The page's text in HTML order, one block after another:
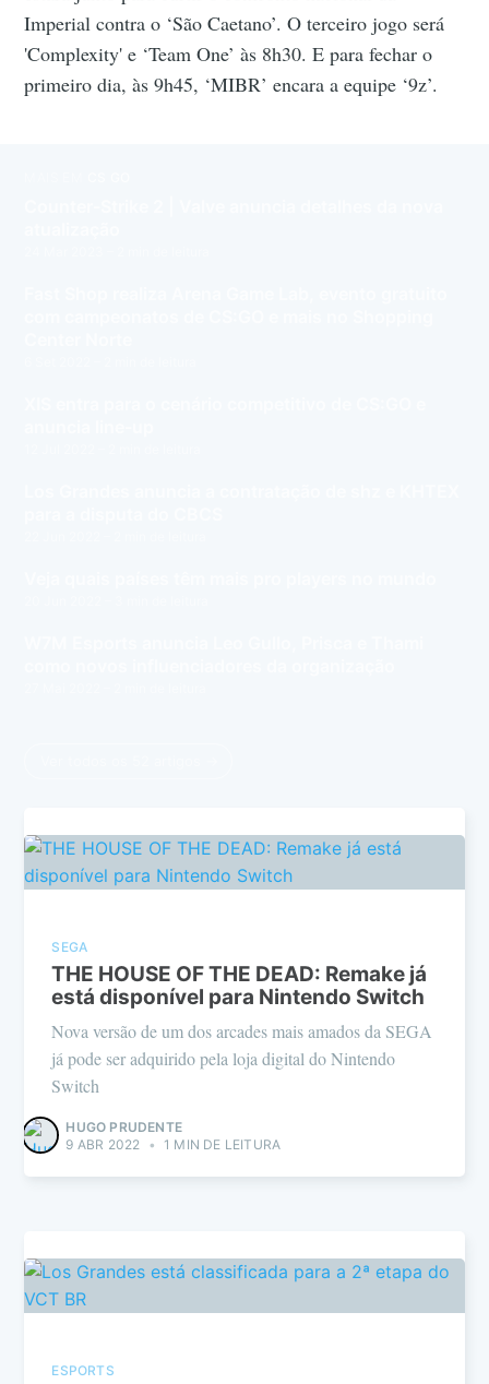
Imperial contra o ‘São Caetano’. O terceiro jogo será
'Complexity' e ‘Team One’ às 8h30. E para fechar o
primeiro dia, às 9h45, ‘MIBR’ encara a equipe ‘9z’.
SEGA
THE HOUSE OF THE DEAD: Remake já
está disponível para Nintendo Switch
Nova versão de um dos arcades mais amados da SEGA
já pode ser adquirido pela loja digital do Nintendo
Switch
HUGO PRUDENTE
9 ABR 2022
• 1 MIN DE LEITURA
ESPORTS